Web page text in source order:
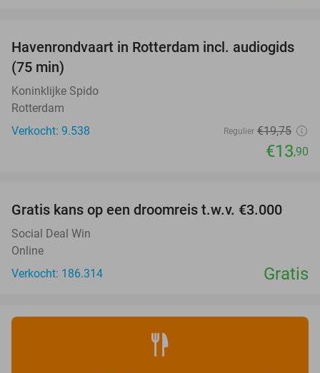
30%
Havenrondvaart in Rotterdam incl. audiogids
(75 min)
Koninklijke Spido
Rotterdam
Verkocht: 9.538
Regulier €19,75
€13,90
Gratis kans op een droomreis t.w.v. €3.000
Social Deal Win
Online
Verkocht: 186.314
Gratis